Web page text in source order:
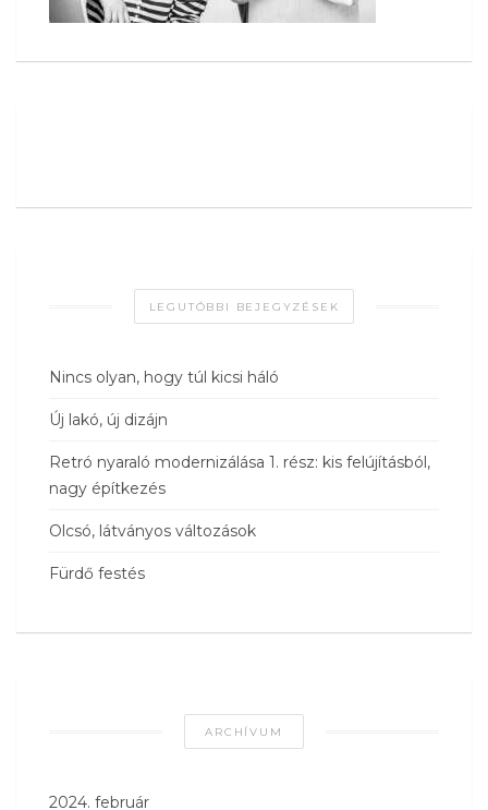
LEGUTÓBBI BEJEGYZÉSEK
Nincs olyan, hogy túl kicsi háló
Új lakó, új dizájn
Retró nyaraló modernizálása 1. rész: kis felújításból,
nagy építkezés
Olcsó, látványos változások
Fürdő festés
ARCHÍVUM
2024. február